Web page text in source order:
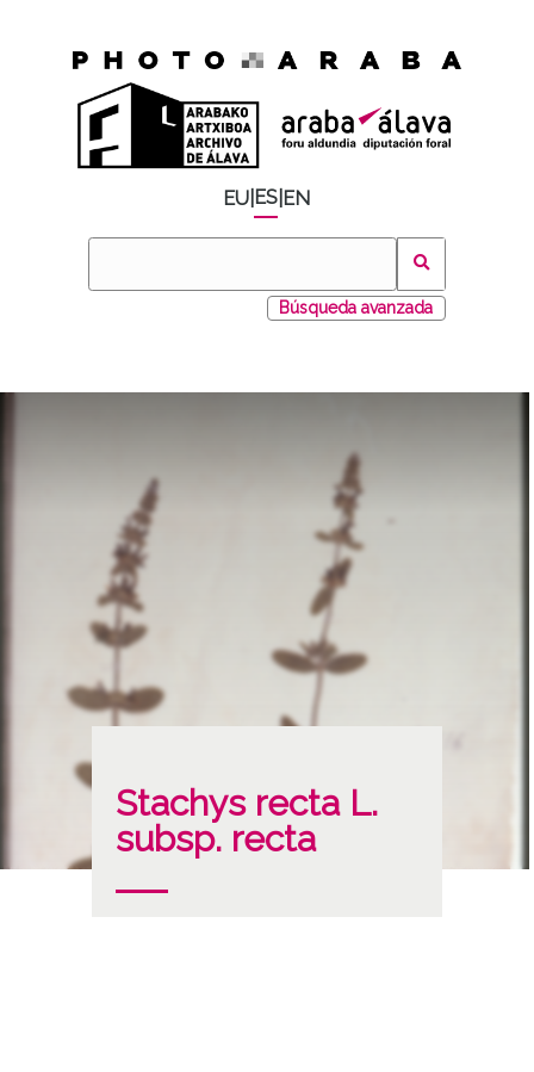
EU ES EN
Búsqueda avanzada
Stachys recta L.
subsp. recta